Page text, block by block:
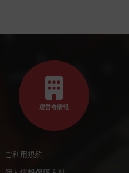
運営者情報
ご利用規約